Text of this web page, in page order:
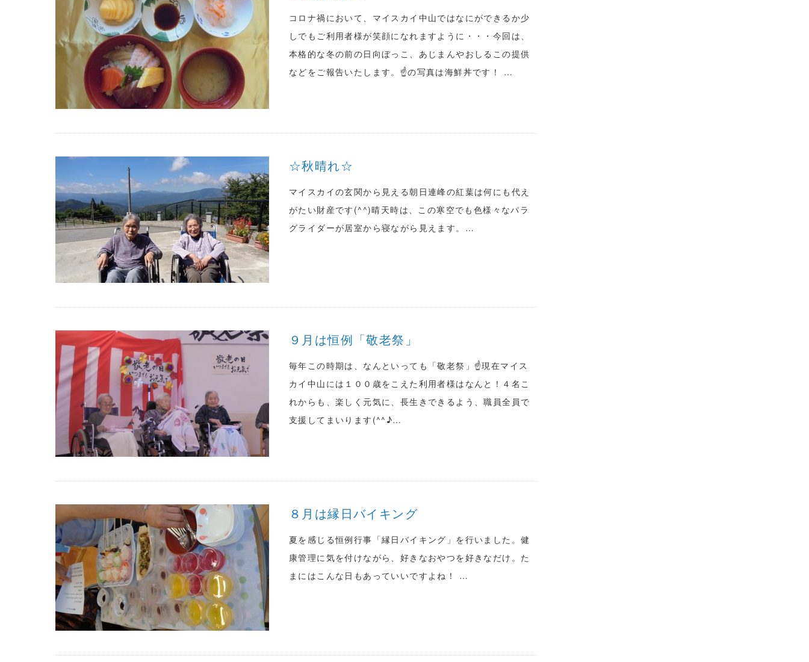
コロナ禍において、マイスカイ中山ではなにができるか少
しでもご利用者様が笑顔になれますように・・・今回は、
本格的な冬の前の日向ぼっこ、あじまんやおしるこの提供
などをご報告いたします。☝の写真は海鮮丼です！ …
☆秋晴れ☆
マイスカイの玄関から見える朝日連峰の紅葉は何にも代え
がたい財産です(^^)晴天時は、この寒空でも色様々なパラ
グライダーが居室から寝ながら見えます。…
９月は恒例「敬老祭」
毎年この時期は、なんといっても「敬老祭」☝現在マイス
カイ中山には１００歳をこえた利用者様はなんと！４名こ
れからも、楽しく元気に、長生きできるよう、職員全員で
支援してまいります(^^♪…
８月は縁日バイキング
夏を感じる恒例行事「縁日バイキング」を行いました。健
康管理に気を付けながら、好きなおやつを好きなだけ。た
まにはこんな日もあっていいですよね！ …